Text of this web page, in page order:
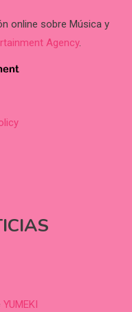
online sobre Música y
Agency.
YUMEKI